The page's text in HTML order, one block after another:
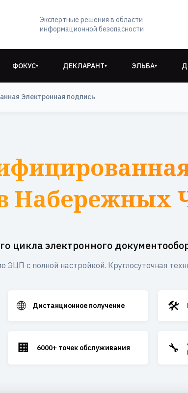
Экспертные решения в области
информационной безопасности
ФОКУС▾ ДЕКЛАРАНТ▾ ЭЛЬБА▾
Электронная подпись
Набережных
цикла электронного
ЭЦП с полной настройкой. Круглосуточная
🌐 Дистанционное получение 🛠️
🏢 6000+ точек обслуживания 🔧